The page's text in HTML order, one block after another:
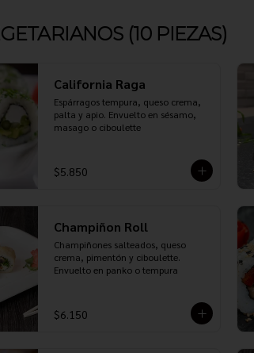
(10 PIEZAS)
California Raga
Espárragos tempura, queso crema,
palta y apio. Envuelto en sésamo,
masago o ciboulette
$5.850
Champiñon Roll
Champiñones salteados, queso
crema, pimentón y ciboulette.
Envuelto en panko o tempura
$6.150